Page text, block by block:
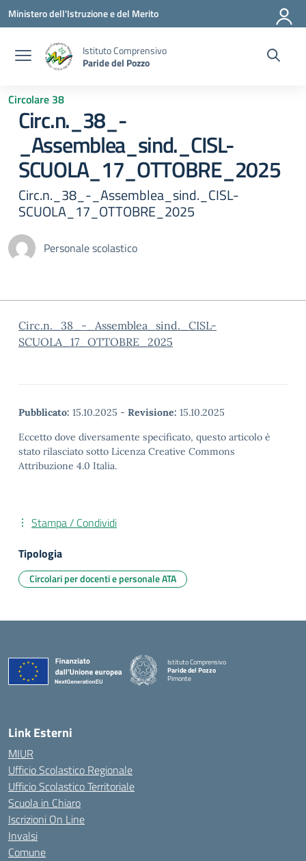
Vai ai contenuti
Vai al menu di navigazione
Vai al footer
Ministero dell'Istruzione e del Merito
Istituto Comprensivo
Paride del Pozzo
Circolare 38
Circ.n._38_-
_Assemblea_sind._CISL-
SCUOLA_17_OTTOBRE_2025
Circ.n._38_-_Assemblea_sind._CISL-
SCUOLA_17_OTTOBRE_2025
Personale scolastico
Circ.n._38_-_Assemblea_sind._CISL-
SCUOLA_17_OTTOBRE_2025
Pubblicato: 15.10.2025 - Revisione: 15.10.2025
Eccetto dove diversamente specificato, questo articolo è
stato rilasciato sotto Licenza Creative Commons
Attribuzione 4.0 Italia.
Stampa / Condividi
Tipologia
Circolari per docenti e personale ATA
Istituto Comprensivo
Paride del Pozzo
Pimonte
Link Esterni
MIUR
Ufficio Scolastico Regionale
Ufficio Scolastico Territoriale
Scuola in Chiaro
Iscrizioni On Line
Invalsi
Comune